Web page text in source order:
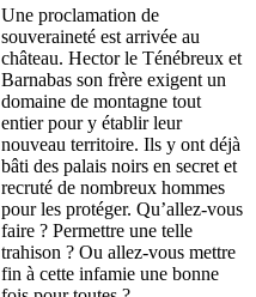
Une proclamation de
souveraineté est arrivée au
château. Hector le Ténébreux et
Barnabas son frère exigent un
domaine de montagne tout
entier pour y établir leur
nouveau territoire. Ils y ont déjà
bâti des palais noirs en secret et
recruté de nombreux hommes
pour les protéger. Qu’allez-vous
faire ? Permettre une telle
trahison ? Ou allez-vous mettre
fin à cette infamie une bonne